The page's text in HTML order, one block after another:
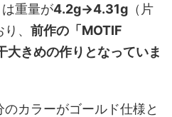
重量が4.2g→4.31g （片
、 前作の「MOTIF
大きめの作りとなっていま
カラーがゴールド仕様と